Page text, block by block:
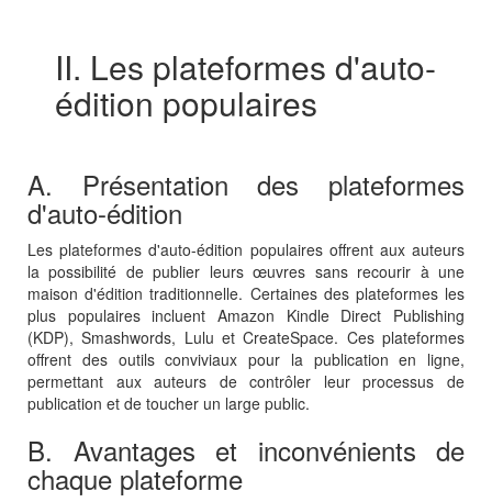
II. Les plateformes d'auto-
édition populaires
A. Présentation des plateformes
d'auto-édition
Les plateformes d'auto-édition populaires offrent aux auteurs
la possibilité de publier leurs œuvres sans recourir à une
maison d'édition traditionnelle. Certaines des plateformes les
plus populaires incluent Amazon Kindle Direct Publishing
(KDP), Smashwords, Lulu et CreateSpace. Ces plateformes
offrent des outils conviviaux pour la publication en ligne,
permettant aux auteurs de contrôler leur processus de
publication et de toucher un large public.
B. Avantages et inconvénients de
chaque plateforme